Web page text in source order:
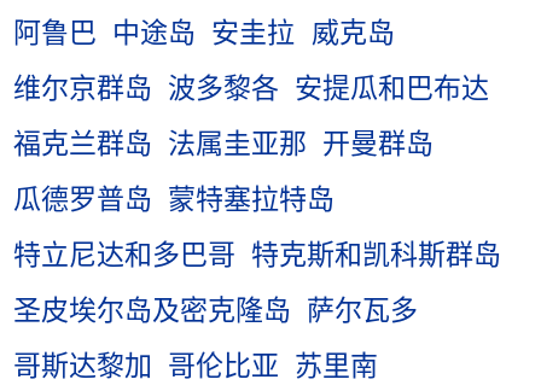
阿鲁巴
中途岛 安圭拉
威克岛
维尔京群岛 波多黎各 安提瓜和巴布达
福克兰群岛 法属圭亚那 开曼群岛
瓜德罗普岛 蒙特塞拉特岛
特立尼达和多巴哥 特克斯和凯科斯群岛
圣皮埃尔岛及密克隆岛 萨尔瓦多
哥斯达黎加
哥伦比亚 苏里南